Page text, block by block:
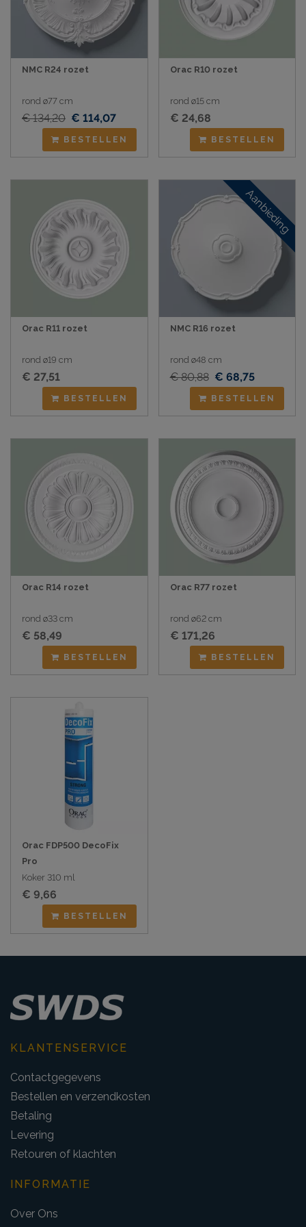
NMC R24 rozet
rond ø77 cm
€ 134,20 € 114,07
BESTELLEN
Orac R10 rozet
rond ø15 cm
€ 24,68
BESTELLEN
Orac R11 rozet
rond ø19 cm
€ 27,51
BESTELLEN
Aanbieding
NMC R16 rozet
rond ø48 cm
€ 80,88 € 68,75
BESTELLEN
Orac R14 rozet
rond ø33 cm
€ 58,49
BESTELLEN
Orac R77 rozet
rond ø62 cm
€ 171,26
BESTELLEN
Orac FDP500 DecoFix
Pro
Koker 310 ml
€ 9,66
BESTELLEN
KLANTENSERVICE
Contactgegevens
Bestellen en verzendkosten
Betaling
Levering
Retouren of klachten
INFORMATIE
Over Ons